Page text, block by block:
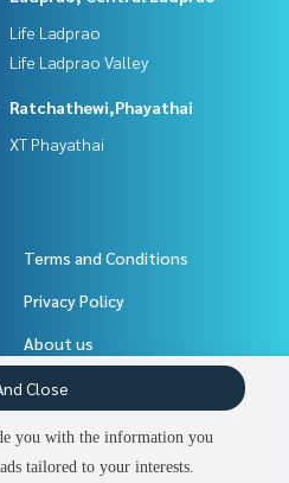
are viewing
Life Ladprao
Life Ladprao Valley
Ratchathewi,Phayathai
XT Phayathai
Terms and Conditions
Privacy Policy
About us
How to sale-rent
Contact
you with the information you
tailored to your interests.
Close